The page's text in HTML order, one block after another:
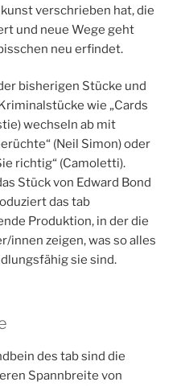
verschrieben hat, die
und neue Wege geht
neu erfindet.
bisherigen Stücke und
wie „Cards
wechseln ab mit
(Neil Simon) oder
richtig“ (Camoletti).
Stück von Edward Bond
das tab
Produktion, in der die
innen zeigen, was so alles
sie sind.
des tab sind die
Spannbreite von